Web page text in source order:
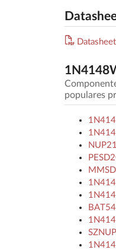
populares